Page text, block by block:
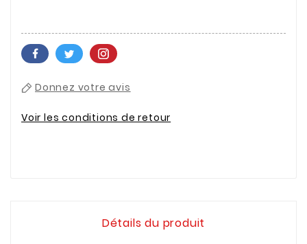
Donnez votre avis
Voir les conditions de retour
Détails du produit